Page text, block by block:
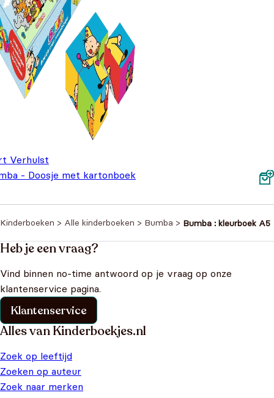
Verhulst
- Doosje met kartonboek
Kinderboeken > Alle kinderboeken > Bumba > Bumba : kleurboek A5
Heb je een vraag?
Vind binnen no-time antwoord op je vraag op onze
klantenservice pagina.
Klantenservice
Alles van Kinderboekjes.nl
Zoek op leeftijd
Zoeken op auteur
Zoek naar merken